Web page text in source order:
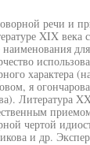
речи и
XIX века
характера
я
Литература
чертой
и др.